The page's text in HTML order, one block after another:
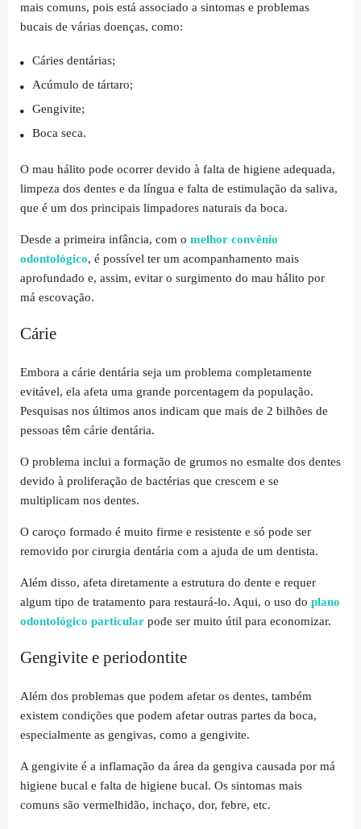
mais comuns, pois está associado a sintomas e problemas
bucais de várias doenças, como:
Cáries dentárias;
Acúmulo de tártaro;
Gengivite;
Boca seca.
O mau hálito pode ocorrer devido à falta de higiene adequada,
limpeza dos dentes e da língua e falta de estimulação da saliva,
que é um dos principais limpadores naturais da boca.
Desde a primeira infância, com o melhor convênio
odontológico, é possível ter um acompanhamento mais
aprofundado e, assim, evitar o surgimento do mau hálito por
má escovação.
Cárie
Embora a cárie dentária seja um problema completamente
evitável, ela afeta uma grande porcentagem da população.
Pesquisas nos últimos anos indicam que mais de 2 bilhões de
pessoas têm cárie dentária.
O problema inclui a formação de grumos no esmalte dos dentes
devido à proliferação de bactérias que crescem e se
multiplicam nos dentes.
O caroço formado é muito firme e resistente e só pode ser
removido por cirurgia dentária com a ajuda de um dentista.
Além disso, afeta diretamente a estrutura do dente e requer
algum tipo de tratamento para restaurá-lo. Aqui, o uso do plano
odontológico particular pode ser muito útil para economizar.
Gengivite e periodontite
Além dos problemas que podem afetar os dentes, também
existem condições que podem afetar outras partes da boca,
especialmente as gengivas, como a gengivite.
A gengivite é a inflamação da área da gengiva causada por má
higiene bucal e falta de higiene bucal. Os sintomas mais
comuns são vermelhidão, inchaço, dor, febre, etc.